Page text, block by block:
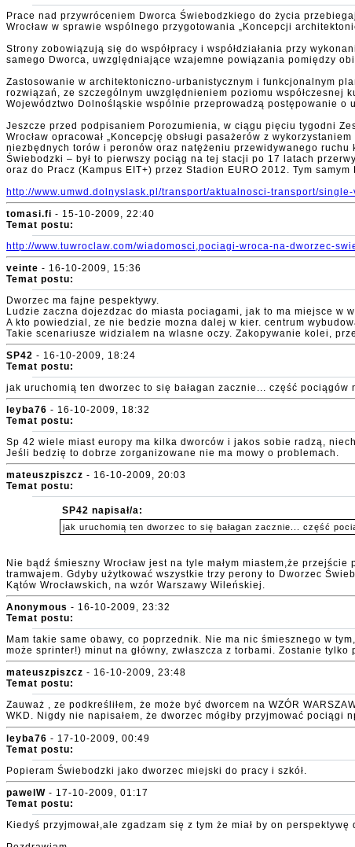
Prace nad przywróceniem Dworca Świebodzkiego do życia
Wrocław w sprawie wspólnego przygotowania „Koncepcji
Strony zobowiązują się do współpracy i współdziałania przy
samego Dworca, uwzględniające wzajemne powiązania pomiędzy
Zastosowanie w architektoniczno-urbanistycznym i funkcjonalnym
rozwiązań, ze szczególnym uwzględnieniem poziomu współczesnej
Województwo Dolnośląskie wspólnie przeprowadzą postępowanie
Jeszcze przed podpisaniem Porozumienia, w ciągu pięciu tygodni
Wrocław opracował „Koncepcję obsługi pasażerów z
niezbędnych torów i peronów oraz natężeniu przewidywanego
Świebodzki – był to pierwszy pociąg na tej stacji po 17 latach
oraz do Pracz (Kampus EIT+) przez Stadion EURO 2012. Tym
http://www.umwd.dolnyslask.pl/transport/aktualnosci-transport/
tomasi.fi - 15-10-2009, 22:40
Temat postu:
http://www.tuwroclaw.com/wiadomosci,pociagi-wroca-na-dworzec-
veinte - 16-10-2009, 15:36
Temat postu:
Dworzec ma fajne pespektywy.
Ludzie zaczna dojezdzac do miasta pociagami, jak to ma miejsce w
A kto powiedzial, ze nie bedzie mozna dalej w kier. centrum
Takie scenariusze widzialem na wlasne oczy. Zakopywanie kolei,
SP42 - 16-10-2009, 18:24
Temat postu:
jak uruchomią ten dworzec to się bałagan zacznie... część
leyba76 - 16-10-2009, 18:32
Temat postu:
Sp 42 wiele miast europy ma kilka dworców i jakos sobie radzą,
Jeśli bedzię to dobrze zorganizowane nie ma mowy o problemach.
mateuszpiszcz - 16-10-2009, 20:03
Temat postu:
SP42 napisał/a:
jak uruchomią ten dworzec to się bałagan zacznie... część
Nie bądź śmieszny Wrocław jest na tyle małym miastem,że
tramwajem. Gdyby użytkować wszystkie trzy perony to Dworzec
Kątów Wrocławskich, na wzór Warszawy Wileńskiej.
Anonymous - 16-10-2009, 23:32
Temat postu:
Mam takie same obawy, co poprzednik. Nie ma nic śmiesznego w
może sprinter!) minut na główny, zwłaszcza z torbami. Zostanie
mateuszpiszcz - 16-10-2009, 23:48
Temat postu:
Zauważ , ze podkreśliłem, że może być dworcem na WZÓR
WKD. Nigdy nie napisałem, że dworzec mógłby przyjmować pociągi
leyba76 - 17-10-2009, 00:49
Temat postu:
Popieram Świebodzki jako dworzec miejski do pracy i szkół.
pawelW - 17-10-2009, 01:17
Temat postu:
Kiedyś przyjmował,ale zgadzam się z tym że miał by on